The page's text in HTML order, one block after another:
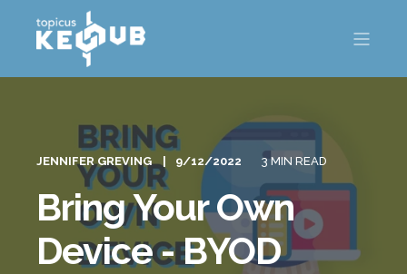
JENNIFER GREVING 9/12/2022 3 MIN READ
Bring Your Own
Device - BYOD